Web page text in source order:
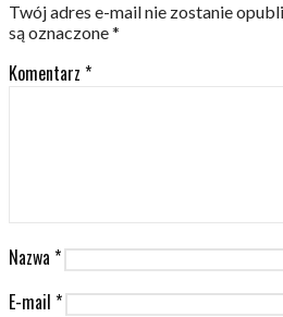
Twój adres e-mail nie zostanie
są oznaczone*
Komentarz *
Nazwa *
E-mail *